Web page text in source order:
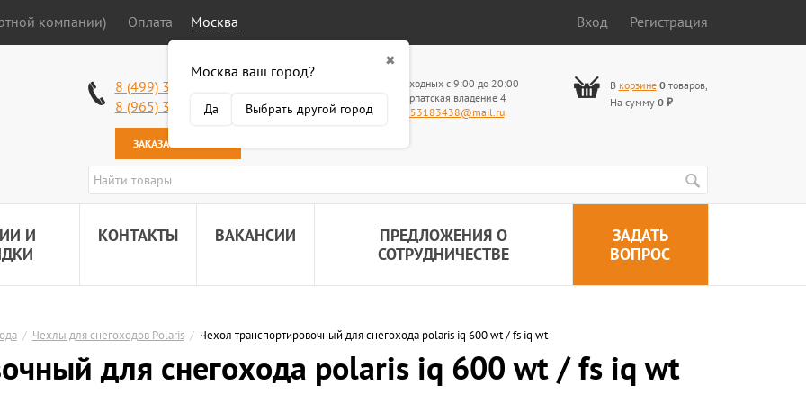
компании) Оплата Москва
✖
Москва ваш город?
Да Выбрать другой город
Вход Регистрация
8 (499) 340-63-51
8 (965) 318-34-38
ЗАКАЗАТЬ ЗВОНОК
Работаем без выходных с 9:00 до 20:00
Самовывоз: 2 Карпатская владение 4
Наша почта:
89653183438@mail.ru
В корзине 0товаров,
На сумму 0 ₽
И
КОНТАКТЫ ВАКАНСИИ
ПРЕДЛОЖЕНИЯ О
СОТРУДНИЧЕСТВЕ
ЗАДАТЬ
ВОПРОС
/ Чехлы для снегоходов Polaris / Чехол транспортировочный для снегохода polaris iq 600 wt / fs iq wt
для снегохода polaris iq 600 wt / fs iq wt